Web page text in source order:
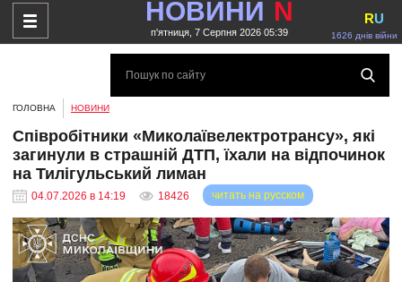
НОВИНИ N
п'ятниця, 7 Серпня 2026 05:39 1626 днів війни
RU
ГОЛОВНА НОВИНИ
Співробітники «Миколаївелектротрансу», які
загинули в страшній ДТП, їхали на відпочинок
на Тилігульський лиман
04.07.2026 в 14:19 18426 читать на русском